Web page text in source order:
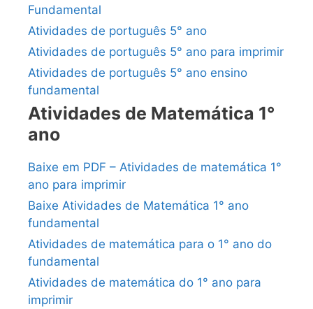
Fundamental
Atividades de português 5° ano
Atividades de português 5° ano para imprimir
Atividades de português 5° ano ensino
fundamental
Atividades de Matemática 1°
ano
Baixe em PDF – Atividades de matemática 1°
ano para imprimir
Baixe Atividades de Matemática 1° ano
fundamental
Atividades de matemática para o 1° ano do
fundamental
Atividades de matemática do 1° ano para
imprimir